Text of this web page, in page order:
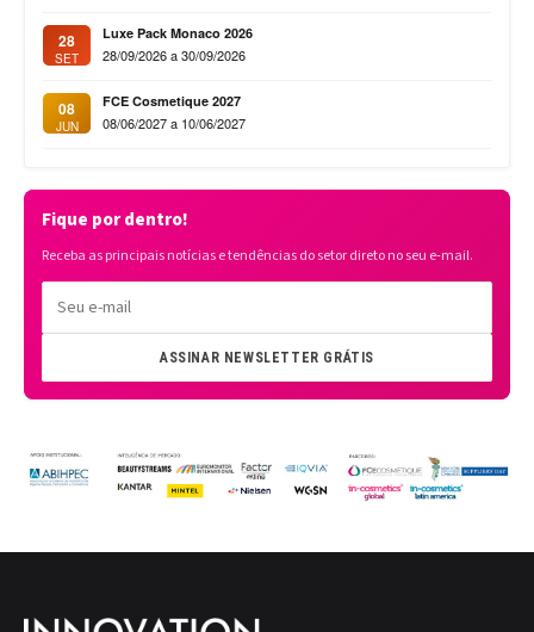
28
SET
Luxe Pack Monaco 2026
28/09/2026 a 30/09/2026
08
JUN
FCE Cosmetique 2027
08/06/2027 a 10/06/2027
Fique por dentro!
Receba as principais notícias e tendências do setor direto no seu e-mail.
ASSINAR NEWSLETTER GRÁTIS